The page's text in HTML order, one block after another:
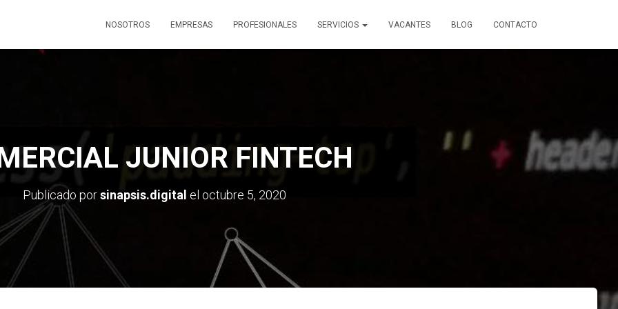
NOSOTROS EMPRESAS PROFESIONALES SERVICIOS VACANTES BLOG CONTACTO
JUNIOR FINTECH
Publicado porsinapsis.digital el octubre 5, 2020